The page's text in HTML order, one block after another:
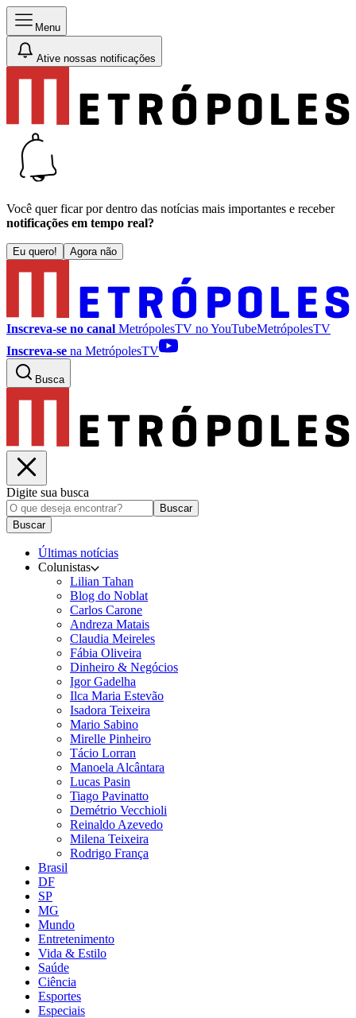
Menu
Ative nossas notificações
Você quer ficar por dentro das notícias mais importantes e receber
notificações em tempo real?
Eu quero! Agora não
Inscreva-se no canal MetrópolesTV noYouTubeMetrópolesTV
Inscreva-se na MetrópolesTV
Busca
Digite sua busca
Buscar
Buscar
Últimas notícias
Colunistas
Lilian Tahan
Blog do Noblat
Carlos Carone
Andreza Matais
Claudia Meireles
Fábia Oliveira
Dinheiro & Negócios
Igor Gadelha
Ilca Maria Estevão
Isadora Teixeira
Mario Sabino
Mirelle Pinheiro
Tácio Lorran
Manoela Alcântara
Lucas Pasin
Tiago Pavinatto
Demétrio Vecchioli
Reinaldo Azevedo
Milena Teixeira
Rodrigo França
Brasil
DF
SP
MG
Mundo
Entretenimento
Vida & Estilo
Saúde
Ciência
Esportes
Especiais